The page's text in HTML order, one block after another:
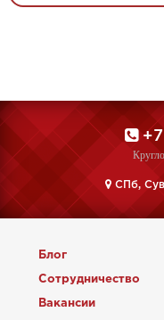
+7
CПб,
Блог
Сотрудничество
Вакансии